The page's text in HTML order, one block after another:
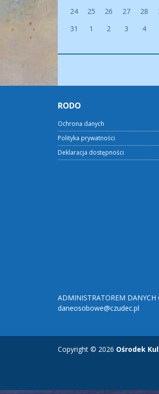
24
25 26 27 28
31
1 2 3 4
RODO
Ochrona danych
Polityka prywatności
Deklaracja dostępności
ADMINISTRATOREM DANYCH
daneosobowe@czudec.pl
Copyright © 2026 Ośrodek